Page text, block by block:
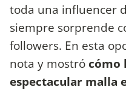
toda una influencer
siempre sorprende
followers. En esta
nota y mostró cómo
espectacular malla